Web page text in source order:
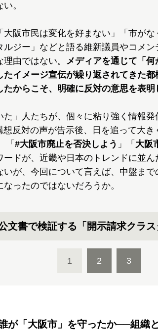
。
阪市民は変化を好まない」「市がな
ルジー」などと語る維新議員やコメ
由ではない。 メディアを通じて「
たイメージ宣伝が繰り返されてきた
たからこそ、明確に反対の意思を表明
」人たちが、個々に粘り強く情報発
反対の声が告示後、日を追って大き
「 #大阪市廃止を否決しよう 」「 大阪
ードが、近畿や日本のトレンドに並
いが、今回について言えば、中盤ま
ったのではないだろうか。
文書で検証する「開示請求クラ
1 2 3
が「大阪市」を守ったか──組織